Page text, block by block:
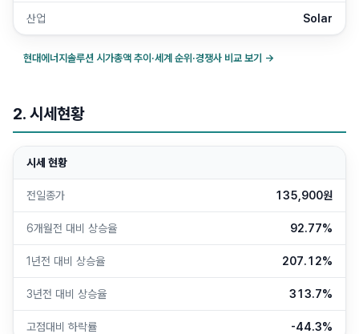
산업 Solar
현대에너지솔루션 시가총액 추이·세계 순위·경쟁사 비교 보기 →
2. 시세현황
시세 현황
전일종가 135,900원
6개월전 대비 상승율 92.77%
1년전 대비 상승율 207.12%
3년전 대비 상승율 313.7%
고점대비 하락률 -44.3%